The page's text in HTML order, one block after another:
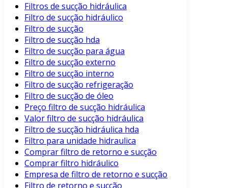
Filtros de sucção hidráulica
Filtro de sucção hidráulico
Filtro de sucção
Filtro de sucção hda
Filtro de sucção para água
Filtro de sucção externo
Filtro de sucção interno
Filtro de sucção refrigeração
Filtro de sucção de óleo
Preço filtro de sucção hidráulica
Valor filtro de sucção hidráulica
Filtro de sucção hidráulica hda
Filtro para unidade hidraulica
Comprar filtro de retorno e sucção
Comprar filtro hidráulico
Empresa de filtro de retorno e sucção
Filtro de retorno e sucção